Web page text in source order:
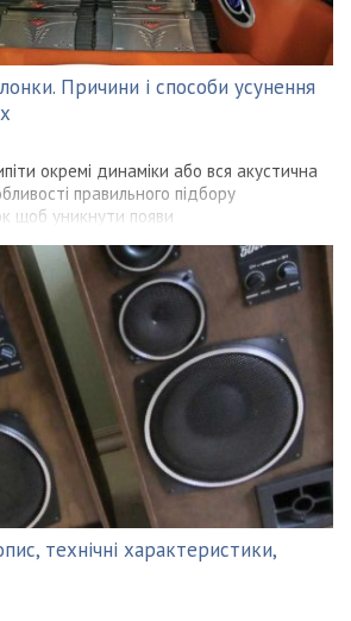
Причини і способи усунення
окремі динаміки або вся акустична
правильного підбору
щоб уникнути появи
технічні характеристики,